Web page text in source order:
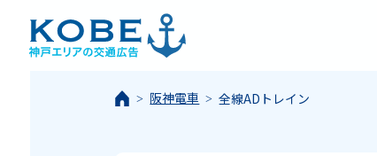
阪神電車 全線ADトレイン